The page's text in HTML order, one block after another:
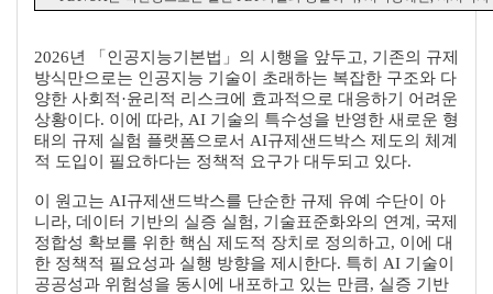
과제준비 교육자료 출판활용 기타
2026년 「인공지능기본법」의 시행을 앞두고, 기존의 규제
방식만으로는 인공지능 기술이 초래하는 복잡한 구조와 다
양한 사회적·윤리적 리스크에 효과적으로 대응하기 어려운
상황이다. 이에 따라, AI 기술의 특수성을 반영한 새로운 형
태의 규제 실험 플랫폼으로서 AI규제샌드박스 제도의 체계
적 도입이 필요하다는 정책적 요구가 대두되고 있다.
이 원고는 AI규제샌드박스를 단순한 규제 유예 수단이 아
니라, 데이터 기반의 실증 실험, 기술표준화와의 연계, 국제
정합성 확보를 위한 핵심 제도적 장치로 정의하고, 이에 대
한 정책적 필요성과 실행 방향을 제시한다. 특히 AI 기술이
공공성과 위험성을 동시에 내포하고 있는 만큼, 실증 기반